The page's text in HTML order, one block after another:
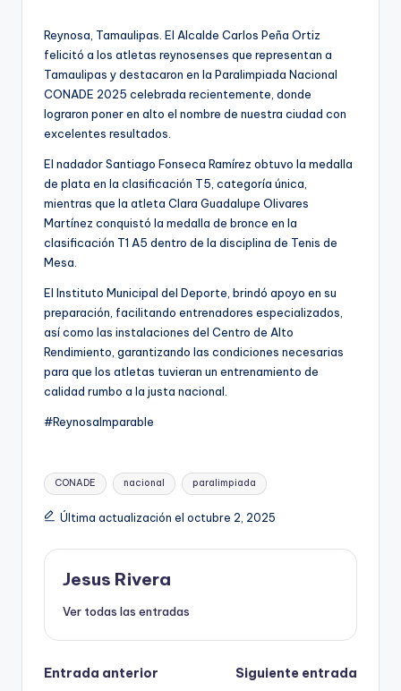
Reynosa, Tamaulipas. El Alcalde Carlos Peña Ortiz
felicitó a los atletas reynosenses que representan a
Tamaulipas y destacaron en la Paralimpiada Nacional
CONADE 2025 celebrada recientemente, donde
lograron poner en alto el nombre de nuestra ciudad con
excelentes resultados.
El nadador Santiago Fonseca Ramírez obtuvo la medalla
de plata en la clasificación T5, categoría única,
mientras que la atleta Clara Guadalupe Olivares
Martínez conquistó la medalla de bronce en la
clasificación T1 A5 dentro de la disciplina de Tenis de
Mesa.
El Instituto Municipal del Deporte, brindó apoyo en su
preparación, facilitando entrenadores especializados,
así como las instalaciones del Centro de Alto
Rendimiento, garantizando las condiciones necesarias
para que los atletas tuvieran un entrenamiento de
calidad rumbo a la justa nacional.
#ReynosaImparable
Etiquetas:
CONADE nacional paralimpiada
Última actualización el octubre 2, 2025
Jesus Rivera
Ver todas las entradas
Navegación
Entrada anterior Siguiente entrada